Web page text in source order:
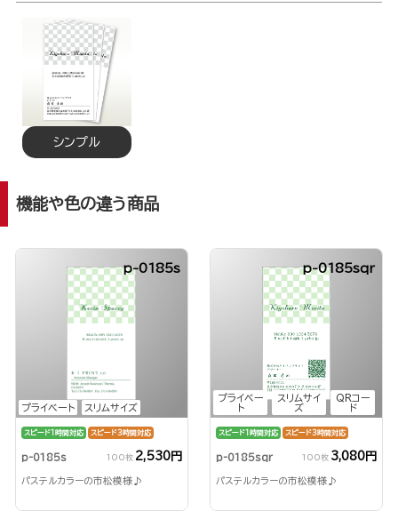
シンプル
機能や色の違う商品
プライベート スリムサイズ
p-0185s
スピード1時間対応 スピード3時間対応
p-0185s 100枚 2,530円
パステルカラーの市松模様♪
プライベー
ト
スリムサイ
ズ
QRコー
ド
p-0185sqr
スピード1時間対応 スピード3時間対応
p-0185sqr 100枚 3,080円
パステルカラーの市松模様♪